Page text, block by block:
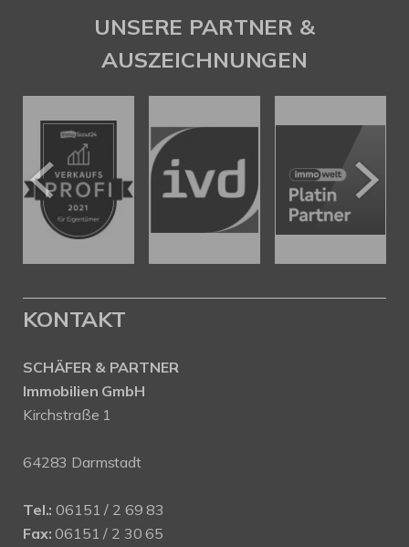
UNSERE PARTNER &
AUSZEICHNUNGEN
KONTAKT
SCHÄFER & PARTNER
Immobilien GmbH
Kirchstraße 1
64283 Darmstadt
Tel.: 06151 / 2 69 83
Fax: 06151 / 2 30 65